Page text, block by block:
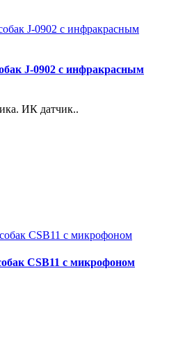
J-0902 с инфракрасным
ИК датчик..
CSB11 с микрофоном